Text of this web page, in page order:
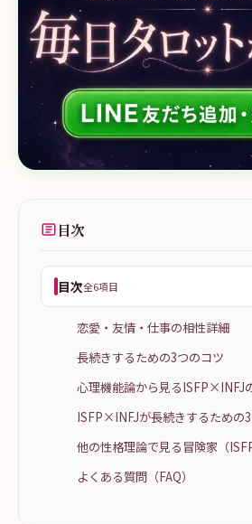
目次
目次全6項目
恋愛・友情・仕事の相性詳細
長続きするための3つのコツ
心理機能論から見るISFP×INFJ
ISFP×INFJが長続きするための
他の性格理論で見る冒険家（ISFP
よくある質問（FAQ）